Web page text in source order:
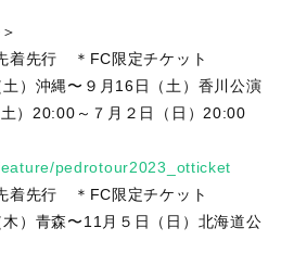
着先行 ＊FC限定チケット
土）沖縄〜９月16日（土）香川公演
土）20:00～７月２日（日）20:00
pedrotour2023_otticket
着先行 ＊FC限定チケット
木）青森〜11月５日（日）北海道公